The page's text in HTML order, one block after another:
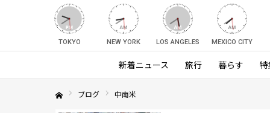
TOKYO NEW YORK LOS ANGELES MEXICO CITY
新着ニュース 旅行 暮らす
ブログ 中南米